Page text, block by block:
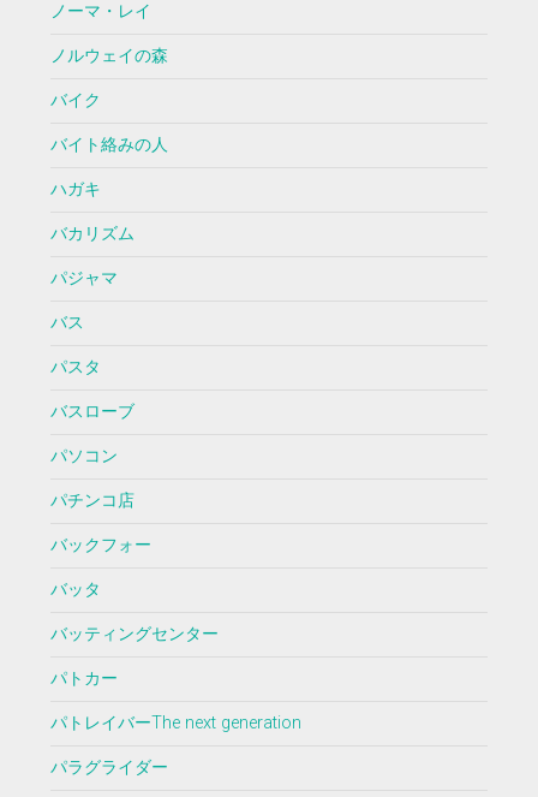
ノーマ・レイ
ノルウェイの森
バイク
バイト絡みの人
ハガキ
バカリズム
パジャマ
バス
パスタ
バスローブ
パソコン
パチンコ店
バックフォー
バッタ
バッティングセンター
パトカー
パトレイバーThe next generation
パラグライダー